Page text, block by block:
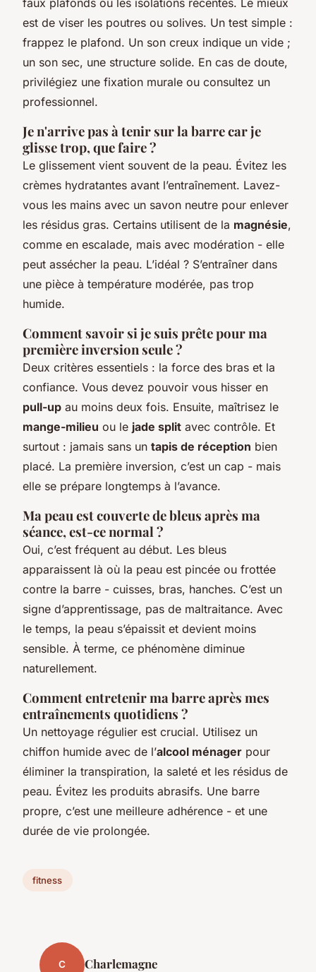
faux plafonds ou les isolations récentes. Le mieux
est de viser les poutres ou solives. Un test simple :
frappez le plafond. Un son creux indique un vide ;
un son sec, une structure solide. En cas de doute,
privilégiez une fixation murale ou consultez un
professionnel.
Je n'arrive pas à tenir sur la barre car je
glisse trop, que faire ?
Le glissement vient souvent de la peau. Évitez les
crèmes hydratantes avant l’entraînement. Lavez-
vous les mains avec un savon neutre pour enlever
les résidus gras. Certains utilisent de la magnésie,
comme en escalade, mais avec modération - elle
peut assécher la peau. L’idéal ? S’entraîner dans
une pièce à température modérée, pas trop
humide.
Comment savoir si je suis prête pour ma
première inversion seule ?
Deux critères essentiels : la force des bras et la
confiance. Vous devez pouvoir vous hisser en
pull-up au moins deux fois. Ensuite, maîtrisez le
mange-milieu ou le jade split avec contrôle. Et
surtout : jamais sans un tapis de réception bien
placé. La première inversion, c’est un cap - mais
elle se prépare longtemps à l’avance.
Ma peau est couverte de bleus après ma
séance, est-ce normal ?
Oui, c’est fréquent au début. Les bleus
apparaissent là où la peau est pincée ou frottée
contre la barre - cuisses, bras, hanches. C’est un
signe d’apprentissage, pas de maltraitance. Avec
le temps, la peau s’épaissit et devient moins
sensible. À terme, ce phénomène diminue
naturellement.
Comment entretenir ma barre après mes
entraînements quotidiens ?
Un nettoyage régulier est crucial. Utilisez un
chiffon humide avec de l’alcool ménager pour
éliminer la transpiration, la saleté et les résidus de
peau. Évitez les produits abrasifs. Une barre
propre, c’est une meilleure adhérence - et une
durée de vie prolongée.
fitness
C Charlemagne